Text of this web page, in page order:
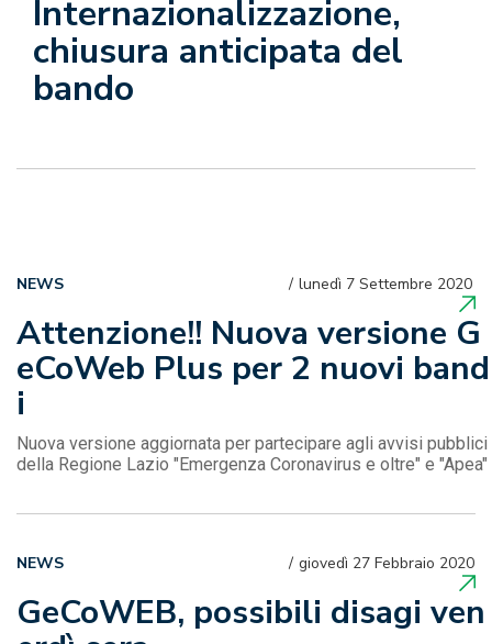
Internazionalizzazione,
chiusura anticipata del
bando
Attenzione!! Nuova versione G
eCoWeb Plus per 2 nuovi band
i
lunedì 7 Settembre 2020
NEWS
Nuova versione aggiornata per partecipare agli avvisi pubblici
della Regione Lazio "Emergenza Coronavirus e oltre" e "Apea"
GeCoWEB, possibili disagi ven
giovedì 27 Febbraio 2020
NEWS